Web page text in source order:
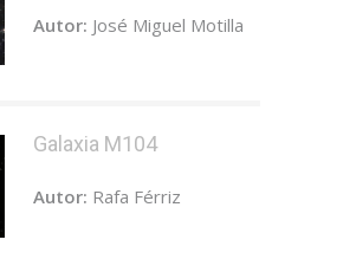
Autor: José Miguel Motilla
Galaxia M104
Autor: Rafa Férriz